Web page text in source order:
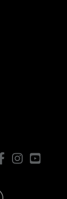
FacebookInstagram